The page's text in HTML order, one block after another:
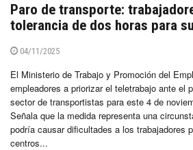
Paro de transporte:
tolerancia de dos horas para
04/11/2025
El Ministerio de Trabajo y Promoción del
empleadores a priorizar el teletrabajo ante el
sector de transportistas para este 4 de
Señala que la medida representa una
podría causar dificultades a los trabajadores
centros...